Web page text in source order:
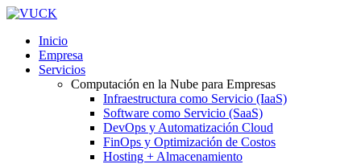
Inicio
Empresa
Servicios
Computación en la Nube para Empresas
Infraestructura como Servicio (IaaS)
Software como Servicio (SaaS)
DevOps y Automatización Cloud
FinOps y Optimización de Costos
Hosting + Almacenamiento